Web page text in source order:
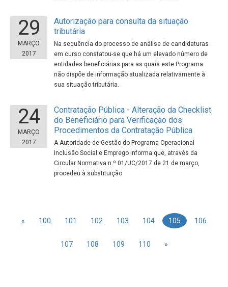
29
MARÇO
2017
Autorização para consulta da situação
tributária
Na sequência do processo de análise de candidaturas
em curso constatou-se que há um elevado número de
entidades beneficiárias para as quais este Programa
não dispõe de informação atualizada relativamente à
sua situação tributária.
24
MARÇO
2017
Contratação Pública - Alteração da Checklist
do Beneficiário para Verificação dos
Procedimentos da Contratação Pública
A Autoridade de Gestão do Programa Operacional
Inclusão Social e Emprego informa que, através da
Circular Normativa n.º 01/UC/2017 de 21 de março,
procedeu à substituição
« 100 101 102 103 104 105 106
107 108 109 110 »